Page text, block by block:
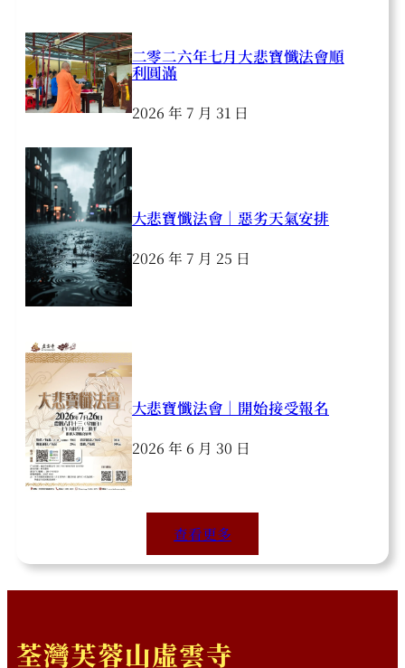
二零二六年七月大悲寶懺法會順
利圓滿
2026 年 7 月 31 日
大悲寶懺法會｜惡劣天氣安排
2026 年 7 月 25 日
大悲寶懺法會｜開始接受報名
2026 年 6 月 30 日
查看更多
荃灣芙蓉山虛雲寺